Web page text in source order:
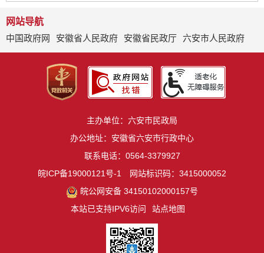
网站导航
中国政府网
安徽省人民政府 安徽省民政厅 六安市人民政府
主办单位：六安市民政局
办公地址：安徽省六安市行政中心
联系电话：0564-3379927
皖ICP备19000121号-1
网站标识码：3415000052
皖公网安备 34150102000157号
本站已支持IPV6访问
站点地图